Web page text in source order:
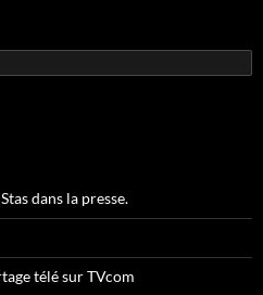
dans la presse.
télé sur TVcom